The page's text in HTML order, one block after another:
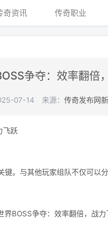
奇资讯 传奇职业
争夺：效率翻倍
07-14 来源： 传奇发布网
跃
与其他玩家组队不仅可以